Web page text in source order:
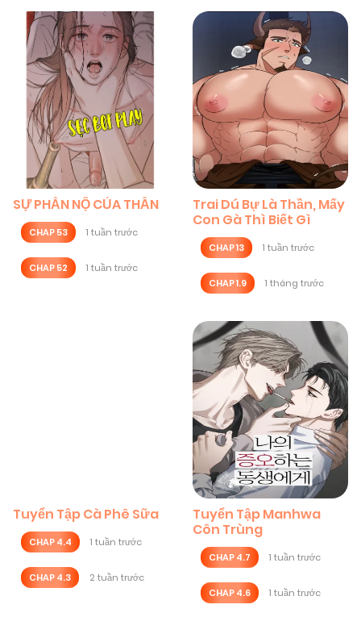
SỰ PHẪN NỘ CỦA THẦN
CHAP 53 1 tuần trước
CHAP 52 1 tuần trước
Trai Dú Bự Là Thần, Mấy
Con Gà Thì Biết Gì
CHAP 13 1 tuần trước
CHAP 1.9 1 tháng trước
Tuyển Tập Cà Phê Sữa
CHAP 4.4 1 tuần trước
CHAP 4.3 2 tuần trước
Tuyển Tập Manhwa
Côn Trùng
CHAP 4.7 1 tuần trước
CHAP 4.6 1 tuần trước